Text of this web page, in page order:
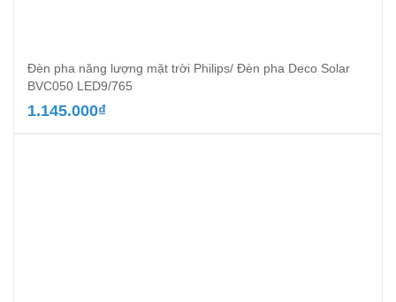
Đèn pha năng lượng mặt trời Philips/ Đèn pha Deco Solar
BVC050 LED9/765
1.145.000₫